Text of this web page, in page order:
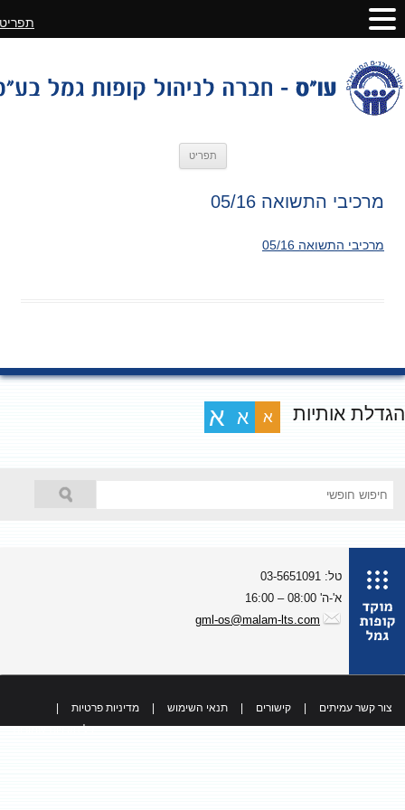
תפריט
מרכיבי התשואה 05/16
מרכיבי התשואה 05/16
אותיות א א א
טל: 03-5651091
א'-ה' 08:00 – 16:00
gml-os@malam-lts.com
צור קשר עמיתים קישורים תנאי השימוש מדיניות פרטיות
כל הזכויות שמורות
תפריט